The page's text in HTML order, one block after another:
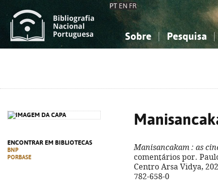
PT EN FR
Sobre Pesquisa
ENCONTRAR EM BIBLIOTECAS
BNP
PORBASE
Manisancakam : as
comentários por.
Centro Arsa Vidya,
782-658-0